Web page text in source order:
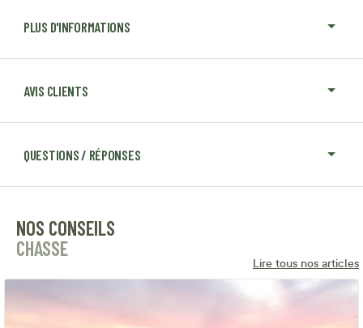
PLUS D'INFORMATIONS
AVIS CLIENTS
QUESTIONS / RÉPONSES
NOS CONSEILS
CHASSE
Lire tous nos articles